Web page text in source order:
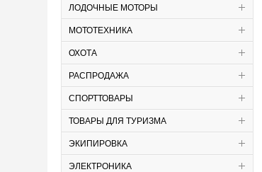
ЛОДОЧНЫЕ МОТОРЫ
МОТОТЕХНИКА
ОХОТА
РАСПРОДАЖА
СПОРТТОВАРЫ
ТОВАРЫ ДЛЯ ТУРИЗМА
ЭКИПИРОВКА
ЭЛЕКТРОНИКА